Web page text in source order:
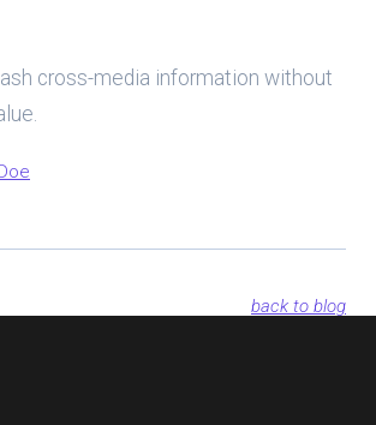
cross-media information without
back to blog